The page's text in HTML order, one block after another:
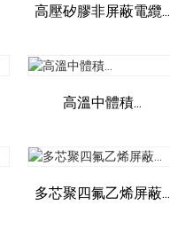
高壓矽膠非屏蔽電纜...
高溫中體積...
多芯聚四氟乙烯屏蔽...